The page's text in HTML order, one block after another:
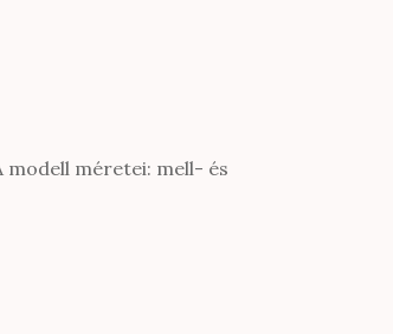
modell méretei: mell- és